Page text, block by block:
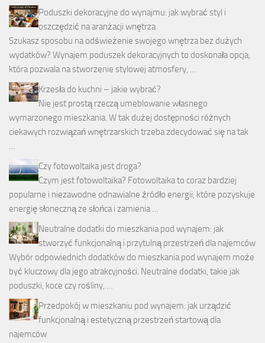
Poduszki dekoracyjne do wynajmu: jak wybrać styl i
oszczędzić na aranżacji wnętrza
Szukasz sposobu na odświeżenie swojego wnętrza bez dużych
wydatków? Wynajem poduszek dekoracyjnych to doskonała opcja,
która pozwala na stworzenie stylowej atmosfery, …
Krzesła do kuchni – jakie wybrać?
Nie jest prostą rzeczą umeblowanie własnego
wymarzonego mieszkania. W tak dużej dostępności różnych
ciekawych rozwiązań wnętrzarskich trzeba zdecydować się na tak
Czy fotowoltaika jest droga?
Czym jest fotowoltaika? Fotowoltaika to coraz bardziej
popularne i niezawodne odnawialne źródło energii, które pozyskuje
energię słoneczną ze słońca i zamienia …
Neutralne dodatki do mieszkania pod wynajem: jak
stworzyć funkcjonalną i przytulną przestrzeń dla najemców
Wybór odpowiednich dodatków do mieszkania pod wynajem może
być kluczowy dla jego atrakcyjności. Neutralne dodatki, takie jak
poduszki, koce czy rośliny, …
Przedpokój w mieszkaniu pod wynajem: jak urządzić
funkcjonalną i estetyczną przestrzeń startową dla
najemców